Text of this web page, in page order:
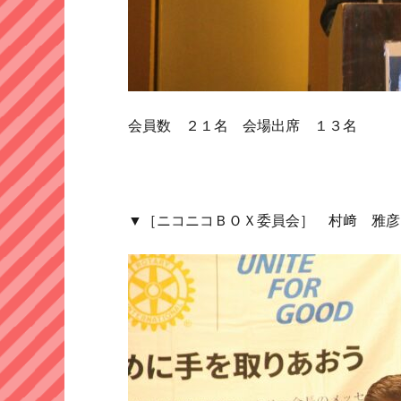
会員数 ２１名 会場出席 １３名
▼［ニコニコＢＯＸ委員会］ 村﨑 雅